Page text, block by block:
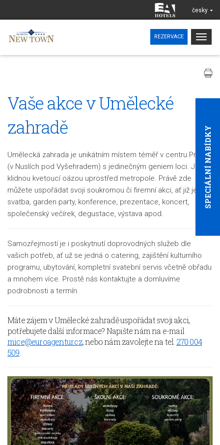
česky
REZERVACE
SPECIÁLNÍ NABÍDKY
Vaše akce v Umělecké
zahradě
Umělecká zahrada je unikátním místem téměř v centru Prahy
(v Nuslích pod Vyšehradem) s jedinečným geniem loci. Je
klidnou kvetoucí oázou uprostřed metropole. Právě zde
můžete uspořádat svoji soukromou či firemní akci, ať již je to
svatba, garden party, konference, prezentace, koncert,
společenský večírek, degustace, výstava apod.
Samozřejmostí je i poskytnutí doprovodných služeb dle
vašich potřeb, ať už se jedná o catering, zajištění kulturního
programu, ubytování, kompletní svatební servis včetně obřadu
a mnohem více. Prostě nás kontaktujte a domluvíme
podrobnosti a termín.
Máte zájem v Umělecké zahradě uspořádat svoji akci,
potřebujete další informace? Napište nám na e-mail
mice@euroagentur.cz, nebo nám zavolejte na tel. 270 004
509